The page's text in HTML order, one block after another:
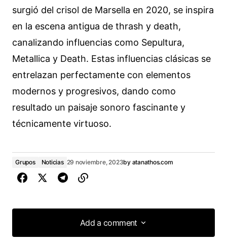
surgió del crisol de Marsella en 2020, se inspira
en la escena antigua de thrash y death,
canalizando influencias como Sepultura,
Metallica y Death. Estas influencias clásicas se
entrelazan perfectamente con elementos
modernos y progresivos, dando como
resultado un paisaje sonoro fascinante y
técnicamente virtuoso.
Grupos Noticias 29 noviembre, 2023by atanathos.com
Add a comment
Add a comment